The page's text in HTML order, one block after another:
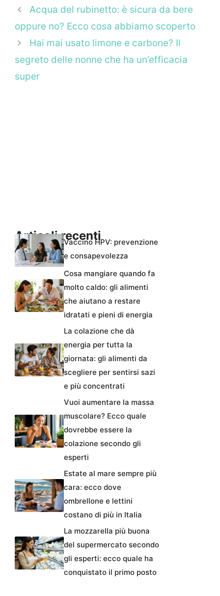
Acqua del rubinetto: è sicura da bere
oppure no? Ecco cosa abbiamo scoperto
Hai mai usato limone e carbone? Il
segreto delle nonne che ha un’efficacia
super
Articoli recentiVaccino HPV: prevenzione
e consapevolezza
Cosa mangiare quando fa
molto caldo: gli alimenti
che aiutano a restare
idratati e pieni di energia
La colazione che dà
energia per tutta la
giornata: gli alimenti da
scegliere per sentirsi sazi
e più concentrati
Vuoi aumentare la massa
muscolare? Ecco quale
dovrebbe essere la
colazione secondo gli
esperti
Estate al mare sempre più
cara: ecco dove
ombrellone e lettini
costano di più in Italia
La mozzarella più buona
del supermercato secondo
gli esperti: ecco quale ha
conquistato il primo posto